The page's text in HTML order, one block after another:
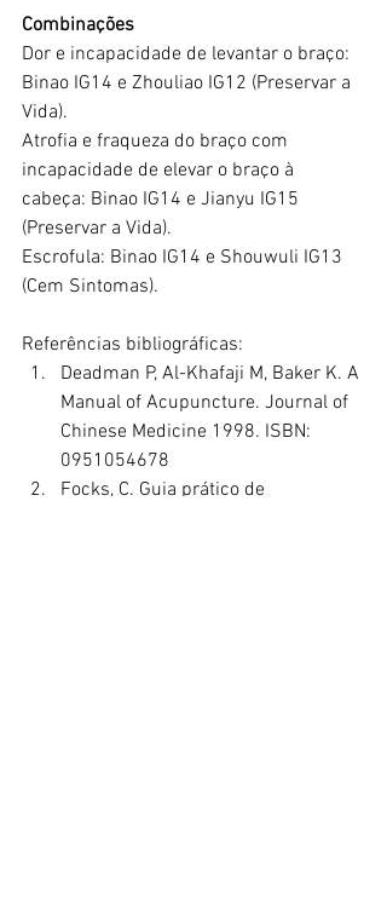
Combinações
Dor e incapacidade de levantar o braço:
Binao IG14 e Zhouliao IG12 (Preservar a
Vida).
Atrofia e fraqueza do braço com
incapacidade de elevar o braço à
cabeça: Binao IG14 e Jianyu IG15
(Preservar a Vida).
Escrofula: Binao IG14 e Shouwuli IG13
(Cem Sintomas).
Referências bibliográficas:
Deadman P, Al-Khafaji M, Baker K. A
Manual of Acupuncture. Journal of
Chinese Medicine 1998. ISBN:
0951054678
Focks, C. Guia prático de